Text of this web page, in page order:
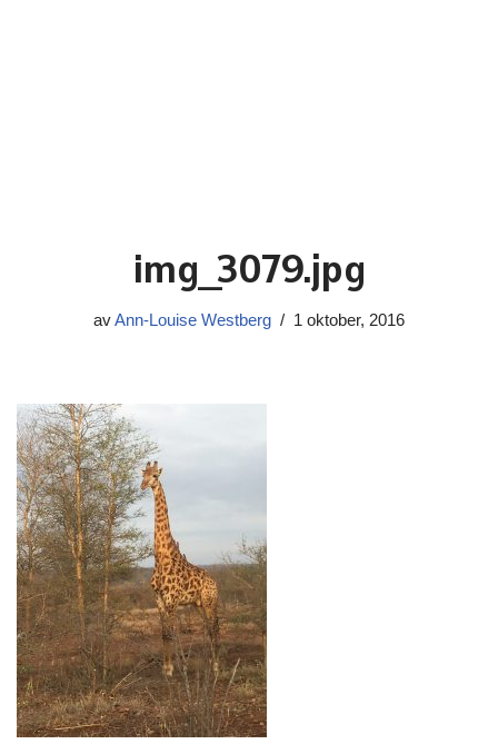
img_3079.jpg
avAnn-Louise Westberg 1 oktober, 2016